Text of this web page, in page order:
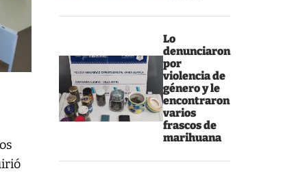
Lo
denunciaron
por
violencia de
género y le
encontraron
varios
frascos de
marihuana